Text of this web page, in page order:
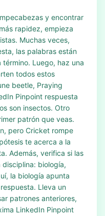
y encontrar
rapidez, empieza
Muchas veces,
las palabras están
Luego, haz una
todos estos
beetle, Praying
Pinpoint respuesta
son insectos. Otro
patrón que veas.
pero Cricket rompe
te acerca a la
Además, verifica si las
biología,
la biología apunta
Lleva un
patrones anteriores,
LinkedIn Pinpoint